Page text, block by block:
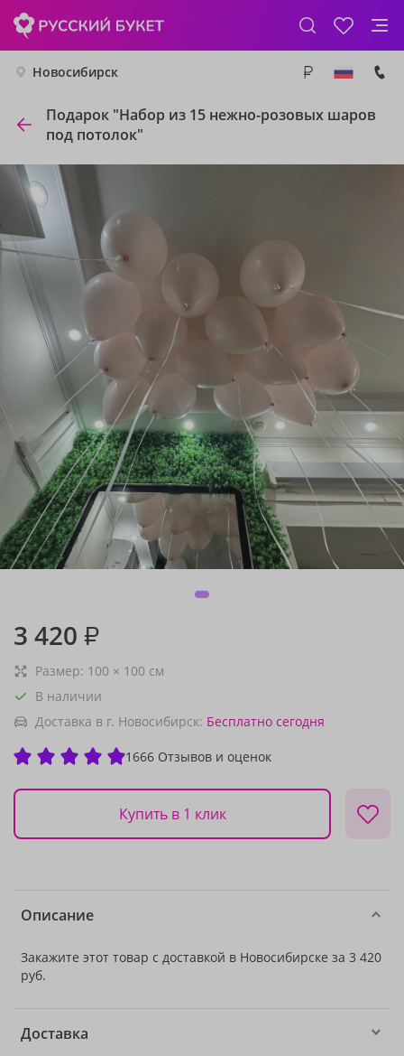
Новосибирск
Подарок "Набор из 15 нежно-розовых шаров
под потолок"
3 420 ₽
Размер: 100 × 100 см
В наличии
Доставка в г. Новосибирск: Бесплатно сегодня
1666 Отзывов и оценок
Купить в 1 клик
Описание
Закажите этот товар с доставкой в Новосибирске за 3 420
руб.
Доставка